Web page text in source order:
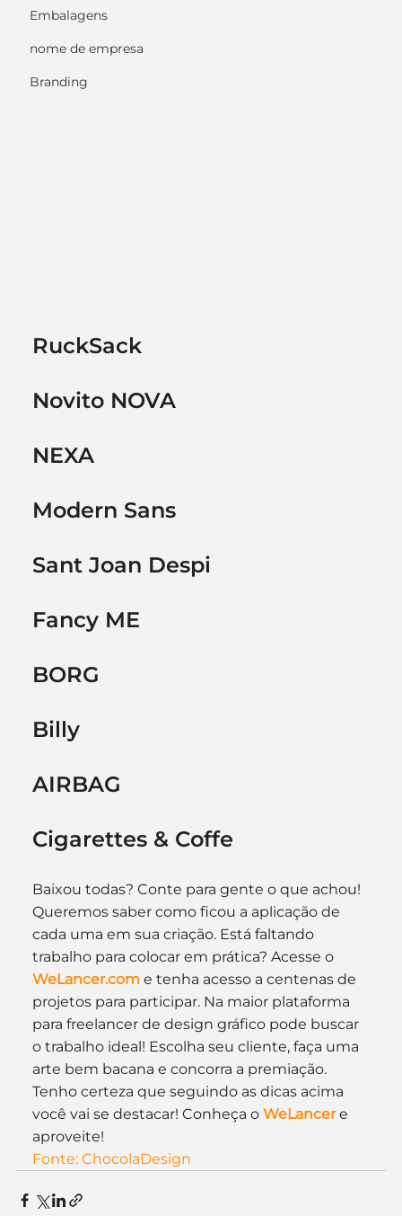
Embalagens
nome de empresa
Branding
RuckSack
Novito NOVA
NEXA
Modern Sans
Sant Joan Despi
Fancy ME
BORG
Billy
AIRBAG
Cigarettes & Coffe
Baixou todas? Conte para gente o que achou!
Queremos saber como ficou a aplicação de
cada uma em sua criação. Está faltando
trabalho para colocar em prática? Acesse o
WeLancer.com e tenha acesso a centenas de
projetos para participar. Na maior plataforma
para freelancer de design gráfico pode buscar
o trabalho ideal! Escolha seu cliente, faça uma
arte bem bacana e concorra a premiação.
Tenho certeza que seguindo as dicas acima
você vai se destacar! Conheça o WeLancer e
aproveite!
Fonte: ChocolaDesign